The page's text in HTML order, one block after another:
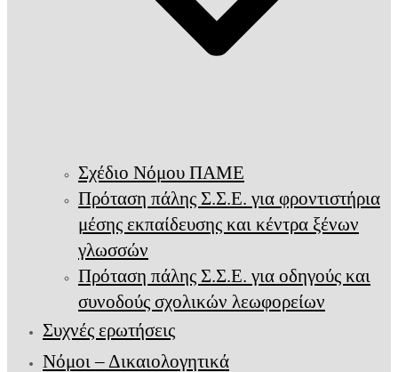
Σχέδιο Νόμου ΠΑΜΕ
Πρόταση πάλης Σ.Σ.Ε. για φροντιστήρια
μέσης εκπαίδευσης και κέντρα ξένων
γλωσσών
Πρόταση πάλης Σ.Σ.Ε. για οδηγούς και
συνοδούς σχολικών λεωφορείων
Συχνές ερωτήσεις
Νόμοι – Δικαιολογητικά